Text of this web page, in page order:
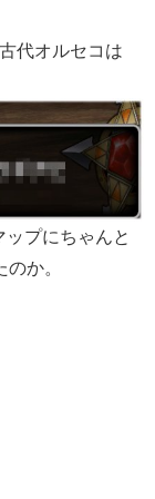
代オルセコは
プにちゃんと
か。